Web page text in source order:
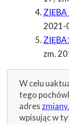
ZIĘBA
2021-
ZIĘBA
zm.
W celu
tego
adres
wpisując w